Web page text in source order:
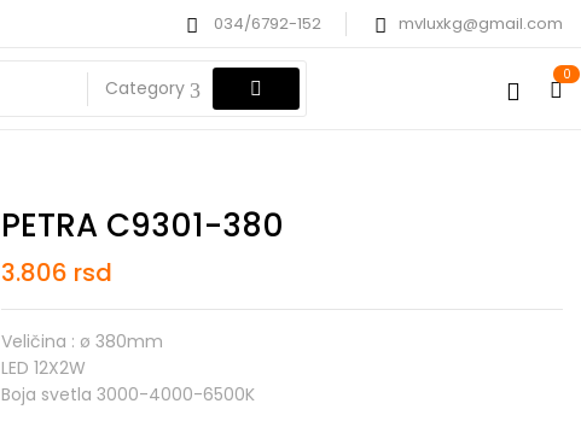
034/6792-152 mvluxkg@gmail.com
Category
0
PETRA C9301-380
3.806 rsd
Veličina : ø 380mm
LED 12X2W
Boja svetla 3000-4000-6500K